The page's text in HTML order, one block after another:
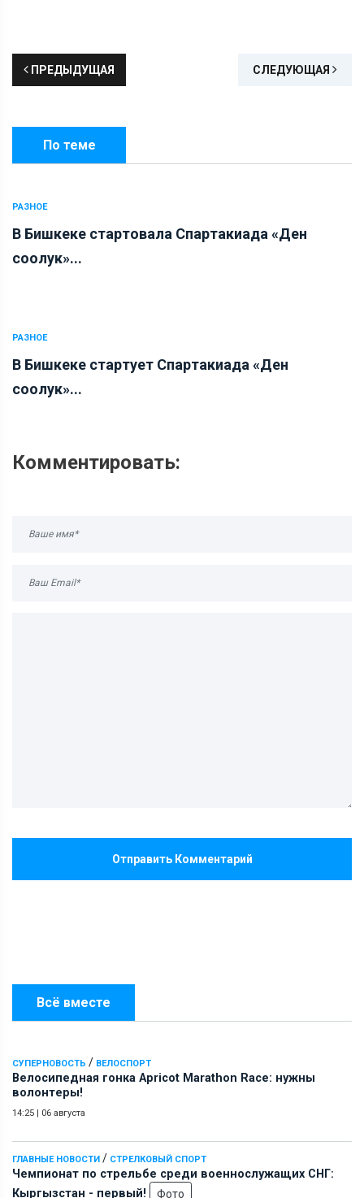
Всё вместе
СУПЕРНОВОСТЬ / ВЕЛОСПОРТ
Велосипедная гонка Apricot Marathon Race: нужны
волонтеры!
14:25 | 06 августа
ГЛАВНЫЕ НОВОСТИ / СТРЕЛКОВЫЙ СПОРТ
Чемпионат по стрельбе среди военнослужащих СНГ:
Кыргызстан - первый!
Фото
ПРЕДЫДУЩАЯ СЛЕДУЮЩАЯ
По теме
РАЗНОЕ
В Бишкеке стартовала Спартакиада «Ден
соолук»...
РАЗНОЕ
В Бишкеке стартует Спартакиада «Ден
соолук»...
Комментировать:
Отправить Комментарий